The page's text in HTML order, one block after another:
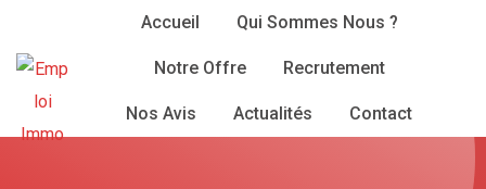
content
Accueil Qui Sommes Nous ?
Notre Offre Recrutement
Nos Avis Actualités Contact